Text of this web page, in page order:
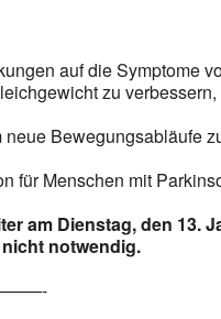
auf die Symptome
zu
Bewegungsabläufe
für Menschen mit
am Dienstag, den 13.
notwendig.